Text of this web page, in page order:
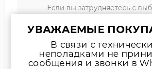
Если вы затрудняетесь с
шильда оборудования или
удобным для Вас
Наши специалисты свяжутся
УВАЖАЕМЫЕ
В связи с
неполадками не
сообщения и звонки в